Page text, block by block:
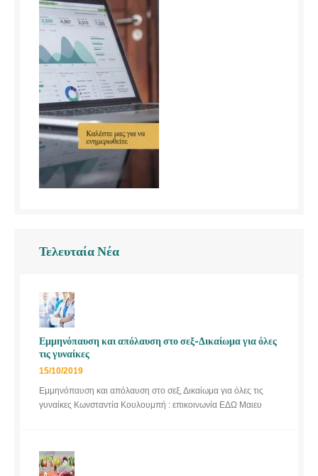
Τελευταία Νέα
Εμμηνόπαυση και απόλαυση στο σεξ-Δικαίωμα για όλες
τις γυναίκες
15/10/2019
Εμμηνόπαυση και απόλαυση στο σεξ, Δικαίωμα για όλες τις
γυναίκες Κωνσταντία Κουλουμπή : επικοινωνία ΕΔΩ Μαιευ